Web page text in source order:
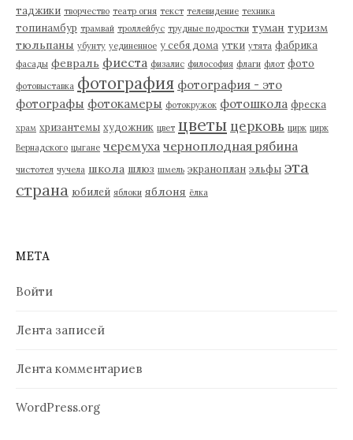
таджики творчество театр огня текст телевидение техника
топинамбур трамвай троллейбус трудные подростки туман туризм
тюльпаны убунту уединенное у себя дома утки утята фабрика
фасады февраль фиеста физалис философия флаги флот фото
фотовыставка фотография фотография - это
фотографы фотокамеры фотокружок фотошкола фреска
храм хризантемы художник цвет цветы церковь цирк цирк
Вернадского цыгане черемуха черноплодная рябина
чистотел чучела школа шлюз шмель экраноплан эльфы эта
страна юбилей яблоки яблоня ёлка
МЕТА
Войти
Лента записей
Лента комментариев
WordPress.org